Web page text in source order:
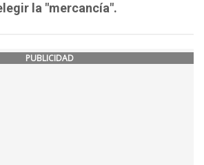
la "mercancía".
PUBLICIDAD